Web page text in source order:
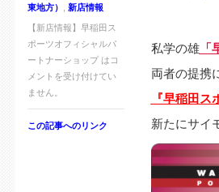
東地方）
新店情報
【新店情報】早稲田ス
ポーツオフィシャルパ
ートナーショップ は コ
メントを受け付けてい
ません。
この記事へのリンク
私学の雄「
両者の提携
『早稲田ス
新たにサイ